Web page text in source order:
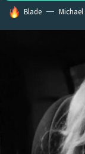
HOY SE HABLA DE
Blade